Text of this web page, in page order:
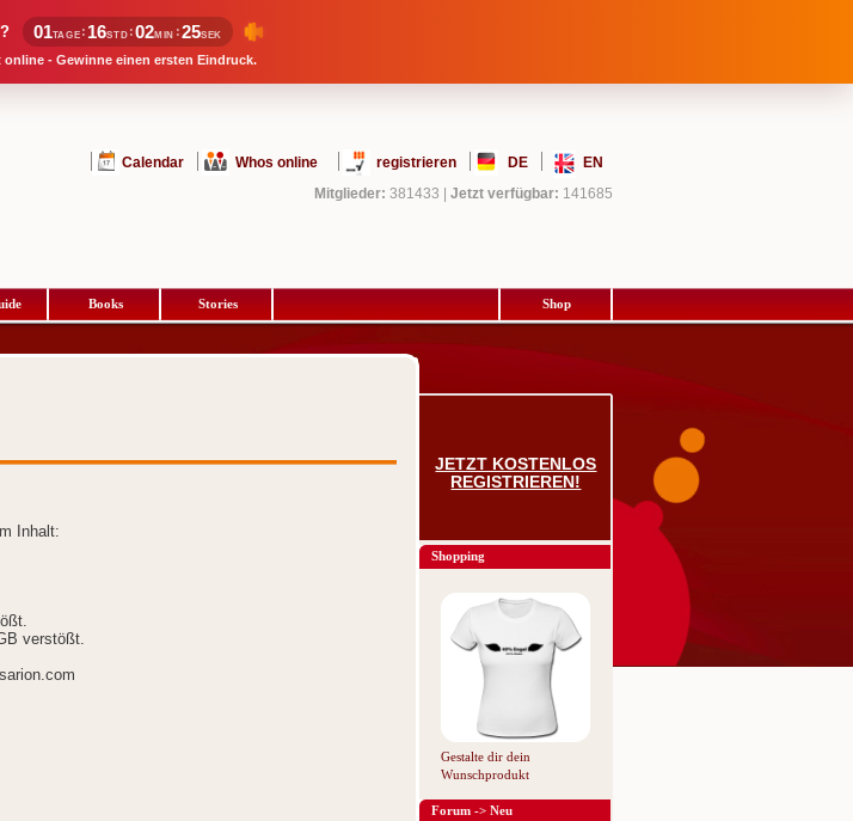
01TAGE : 16STD :02MIN :25SEK
online - Gewinne einen ersten Eindruck.
Calendar Whos online registrieren DE
EN
Mitglieder: 381433 Jetzt verfügbar: 141685
Books Stories Shop
Inhalt:
verstößt.
JETZT KOSTENLOS
REGISTRIEREN!
Shopping
Gestalte dir dein
Wunschprodukt
Forum -> Neu